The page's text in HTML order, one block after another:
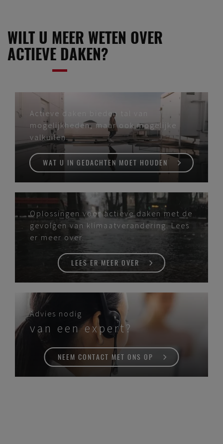
WILT U MEER WETEN OVER
ACTIEVE DAKEN?
Actieve daken bieden tal van
mogelijkheden, maar ook mogelijke
valkuilen.
WAT U IN GEDACHTEN MOET HOUDEN
Oplossingen voor actieve daken met de
gevolgen van klimaatverandering. Lees
er meer over.
LEES ER MEER OVER
Advies nodig
van een expert?
NEEM CONTACT MET ONS OP